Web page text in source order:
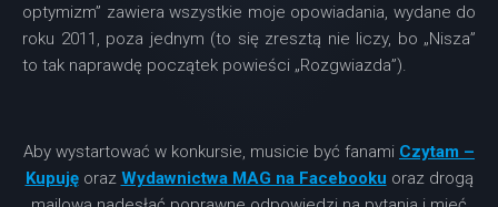
optymizm” zawiera wszystkie moje opowiadania, wydane do
roku 2011, poza jednym (to się zresztą nie liczy, bo „Nisza”
to tak naprawdę początek powieści „Rozgwiazda”).
Aby wystartować w konkursie, musicie być fanami Czytam –
Kupujęoraz Wydawnictwa MAG na Facebooku oraz drogą